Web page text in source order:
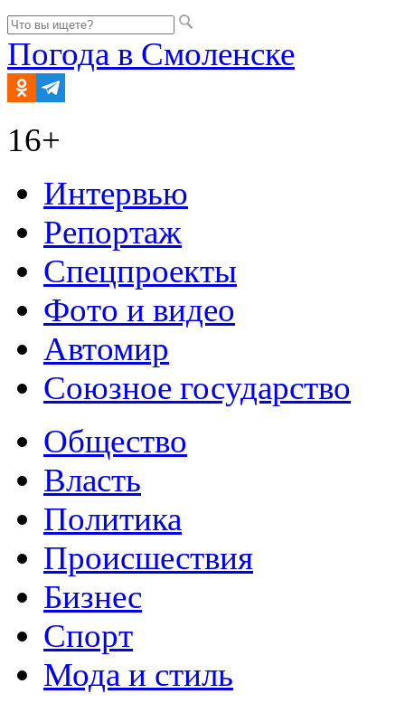
Погода в Смоленске
16+
Интервью
Репортаж
Спецпроекты
Фото и видео
Автомир
Союзное государство
Общество
Власть
Политика
Происшествия
Бизнес
Спорт
Мода и стиль